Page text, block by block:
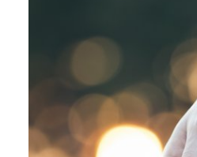
BOUTIQUE